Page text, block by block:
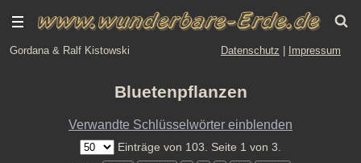
Gordana & Ralf Kistowski Datenschutz Impressum
Bluetenpflanzen
Verwandte Schlüsselwörter einblenden
Einträge von 103. Seite 1 von 3.